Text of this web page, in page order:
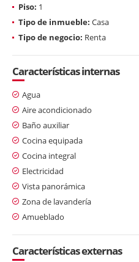
Piso: 1
Tipo de inmueble: Casa
Tipo de negocio: Renta
Características internas
Agua
Aire acondicionado
Baño auxiliar
Cocina equipada
Cocina integral
Electricidad
Vista panorámica
Zona de lavandería
Amueblado
Características externas